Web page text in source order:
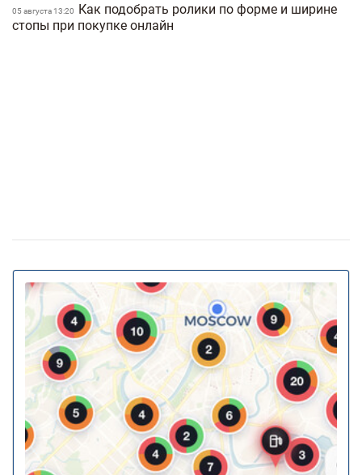
как это повлияло на стоимость недвижимости
На Украину надвигается циклон Niksala: что
18 августа 16:36
Штрафы до 3400 грн: Кабмин предлагает
ужесточить наказание за нарушение комендантского
часа
10 июля 16:23 За животных в авто будут штрафовать и
лишать свободы: в КГГА напомнили о наказаниях для
водителей
02 июня 13:40 В Украину идет 38-градусная жара: где и
когда ожидается пик температуры
02 июня 12:46 Контрактовую площадь отдали на 2 года
датской фармкомпании для проекта борьбы с
05 августа 13:20
Как подобрать ролики по форме и ширине
стопы при покупке онлайн